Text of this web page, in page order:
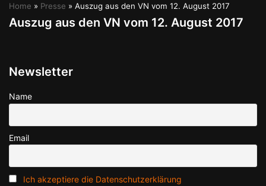
Home » Presse » Auszug aus den VN vom 12. August 2017
Auszug aus den VN vom 12. August 2017
Newsletter
Name
Email
Ich akzeptiere die Datenschutzerklärung